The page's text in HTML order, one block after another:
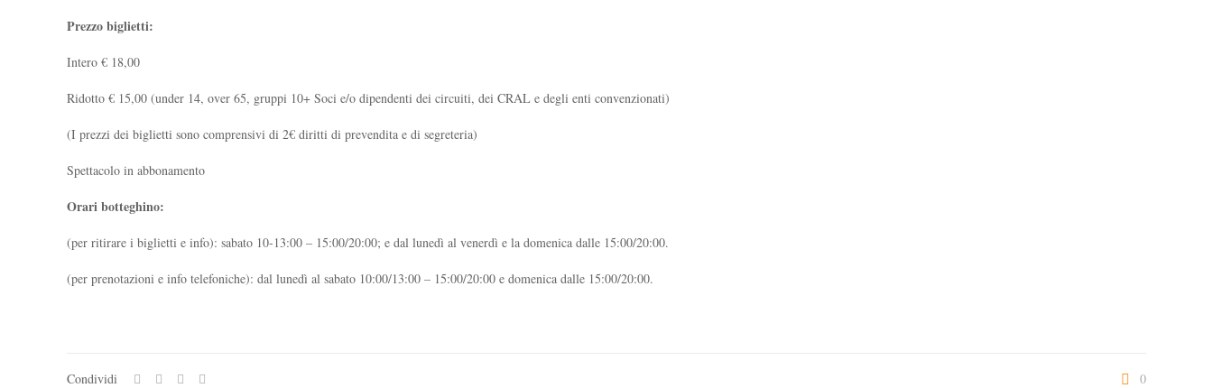
Prezzo biglietti:
Intero € 18,00
Ridotto € 15,00 (under 14, over 65, gruppi 10+ Soci e/o dipendenti dei circuiti, dei CRAL e degli enti convenzionati)
(I prezzi dei biglietti sono comprensivi di 2€ diritti di prevendita e di segreteria)
Spettacolo in abbonamento
Orari botteghino:
(per ritirare i biglietti e info): sabato 10-13:00 – 15:00/20:00; e dal lunedì al venerdì e la domenica dalle 15:00/20:00.
(per prenotazioni e info telefoniche): dal lunedì al sabato 10:00/13:00 – 15:00/20:00 e domenica dalle 15:00/20:00.
Condividi 0